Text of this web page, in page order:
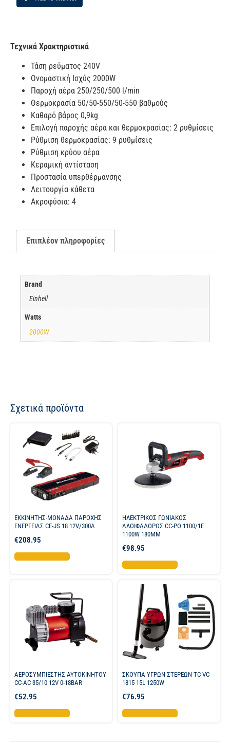
Τεχνικά Χρακτηριστικά
Τάση ρεύματος 240V
Ονομαστική Ισχύς 2000W
Παροχή αέρα 250/250/500 l/min
Θερμοκρασία 50/50-550/50-550 βαθμούς
Καθαρό βάρος 0,9kg
Επιλογή παροχής αέρα και θερμοκρασίας: 2 ρυθμίσεις
Ρύθμιση θερμοκρασίας: 9 ρυθμίσεις
Ρύθμιση κρύου αέρα
Κεραμική αντίσταση
Προστασία υπερθέρμανσης
Λειτουργία κάθετα
Ακροφύσια: 4
Επιπλέον πληροφορίες
Brand
Einhell
Watts
2000W
Σχετικά προϊόντα
ΕΚΚΙΝΗΤΗΣ-ΜΟΝΑΔΑ ΠΑΡΟΧΗΣ
ΕΝΕΡΓΕΙΑΣ CE-JS 18 12V/300A
€208.95
Προσθήκη στο καλάθι
ΗΛΕΚΤΡΙΚΟΣ ΓΩΝΙΑΚΟΣ
ΑΛΟΙΦΑΔΟΡΟΣ CC-PO 1100/1E
1100W 180MM
€98.95
Προσθήκη στο καλάθι
ΑΕΡΟΣΥΜΠΙΕΣΤΗΣ ΑΥΤΟΚΙΝΗΤΟΥ
CC-AC 35/10 12V 0-18BAR
€52.95
Προσθήκη στο καλάθι
ΣΚΟΥΠΑ ΥΓΡΩΝ ΣΤΕΡΕΩΝ TC-VC
1815 15L 1250W
€76.95
Προσθήκη στο καλάθι